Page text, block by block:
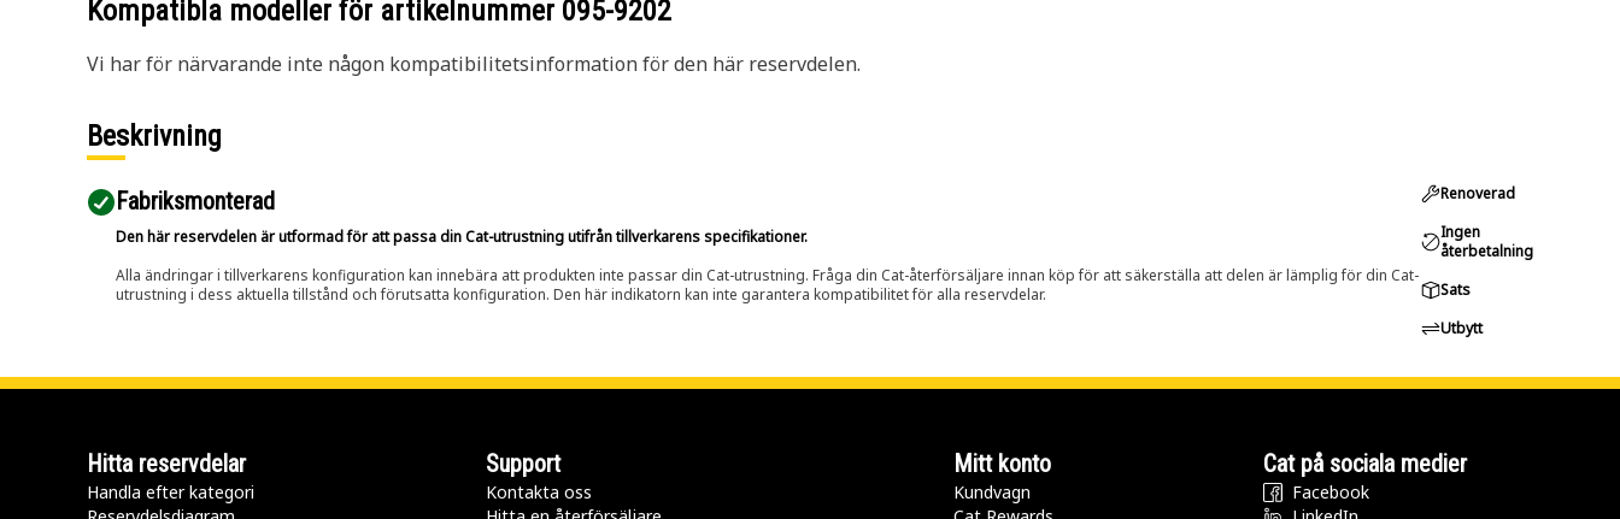
Kompatibla modeller för artikelnummer 095-9202
Vi har för närvarande inte någon kompatibilitetsinformation för den här reservdelen.
Beskrivning
Fabriksmonterad
Den här reservdelen är utformad för att passa din Cat-utrustning utifrån tillverkarens specifikationer.
Alla ändringar i tillverkarens konfiguration kan innebära att produkten inte passar din Cat-utrustning. Fråga din Cat-återförsäljare innan köp för att säkerställa att delen är lämplig för din Cat-
utrustning i dess aktuella tillstånd och förutsatta konfiguration. Den här indikatorn kan inte garantera kompatibilitet för alla reservdelar.
Renoverad
Ingen
återbetalning
Sats
Utbytt
Hitta reservdelar
Handla efter kategori
Support
Kontakta oss
Mitt konto
Kundvagn
Cat på sociala medier
Facebook